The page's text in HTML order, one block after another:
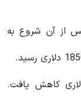
رسید و پس از آن شروع به
حتی به زیر سطح حمایت 1840 دلاری کاهش یافت.